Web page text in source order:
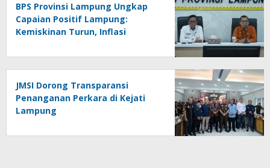
BPS Provinsi Lampung Ungkap
Capaian Positif Lampung:
Kemiskinan Turun, Inflasi
Tumbuh
JMSI Dorong Transparansi
Penanganan Perkara di Kejati
Lampung